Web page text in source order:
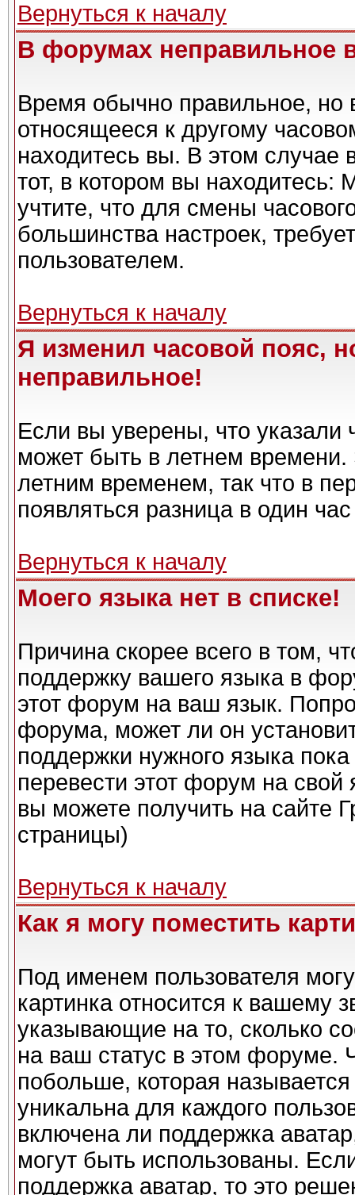
Вернуться к началу
В форумах неправильное
Время обычно правильное, но
относящееся к другому
находитесь вы. В этом случае
тот, в котором вы находитесь:
учтите, что для смены
большинства настроек,
пользователем.
Вернуться к началу
Я изменил часовой пояс,
неправильное!
Если вы уверены, что указали
может быть в летнем
летним временем, так что в
появляться разница в один
Вернуться к началу
Моего языка нет в списке!
Причина скорее всего в том,
поддержку вашего языка в
этот форум на ваш язык.
форума, может ли он
поддержки нужного языка
перевести этот форум на
вы можете получить на сайте
страницы)
Вернуться к началу
Как я могу поместить
Под именем пользователя
картинка относится к вашему
указывающие на то, сколько
на ваш статус в этом форуме.
побольше, которая
уникальна для каждого
включена ли поддержка
могут быть использованы.
поддержка аватар, то это